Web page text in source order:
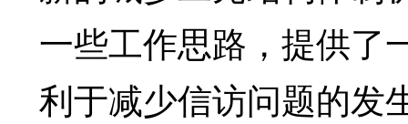
一些工作思路，提供了
利于减少信访问题的发